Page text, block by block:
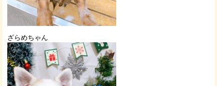
ざらめちゃん